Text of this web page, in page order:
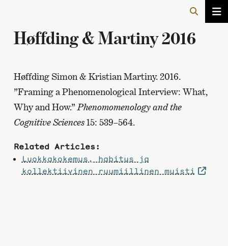
Høffding & Martiny 2016
Høffding Simon & Kristian Martiny. 2016.
”Framing a Phenomenological Interview: What,
Why and How.” Phenomomenology and the
Cognitive Sciences15: 539–564.
Related Articles:
Luokkakokemus, habitus ja
kollektiivinen ruumiillinen muisti